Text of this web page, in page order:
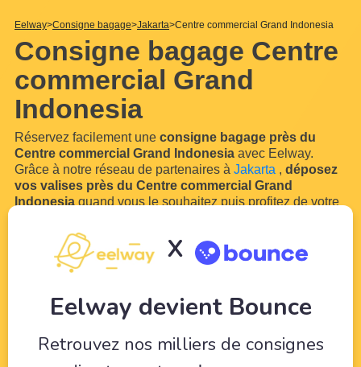
Eelway Consigne bagage Jakarta Centre commercial Grand Indonesia
Consigne bagage Centre
commercial Grand
Indonesia
Réservez facilement une consigne bagage près du
Centre commercial Grand Indonesia avec Eelway.
Grâce à notre réseau de partenaires à Jakarta , déposez
vos valises près du Centre commercial Grand
Indonesia quand vous le souhaitez puis profitez de votre
En effet, vous visitez bientôt le Centre commercial Grand
Indonesia? Vous aurez sans doute besoin de vous
libérer de vos bagages pour profiter de votre séjour ! Avec
X
Eelway devient Bounce
Retrouvez nos milliers de consignes